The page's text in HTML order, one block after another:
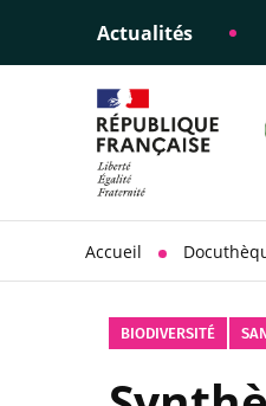
Actualités
Éclairer les
Accueil
BIODIVERSITÉ